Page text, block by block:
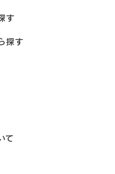
す
探す
て